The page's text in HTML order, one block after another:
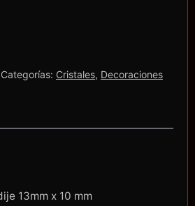
Categorías: Cristales, Decoraciones
13mm x 10 mm